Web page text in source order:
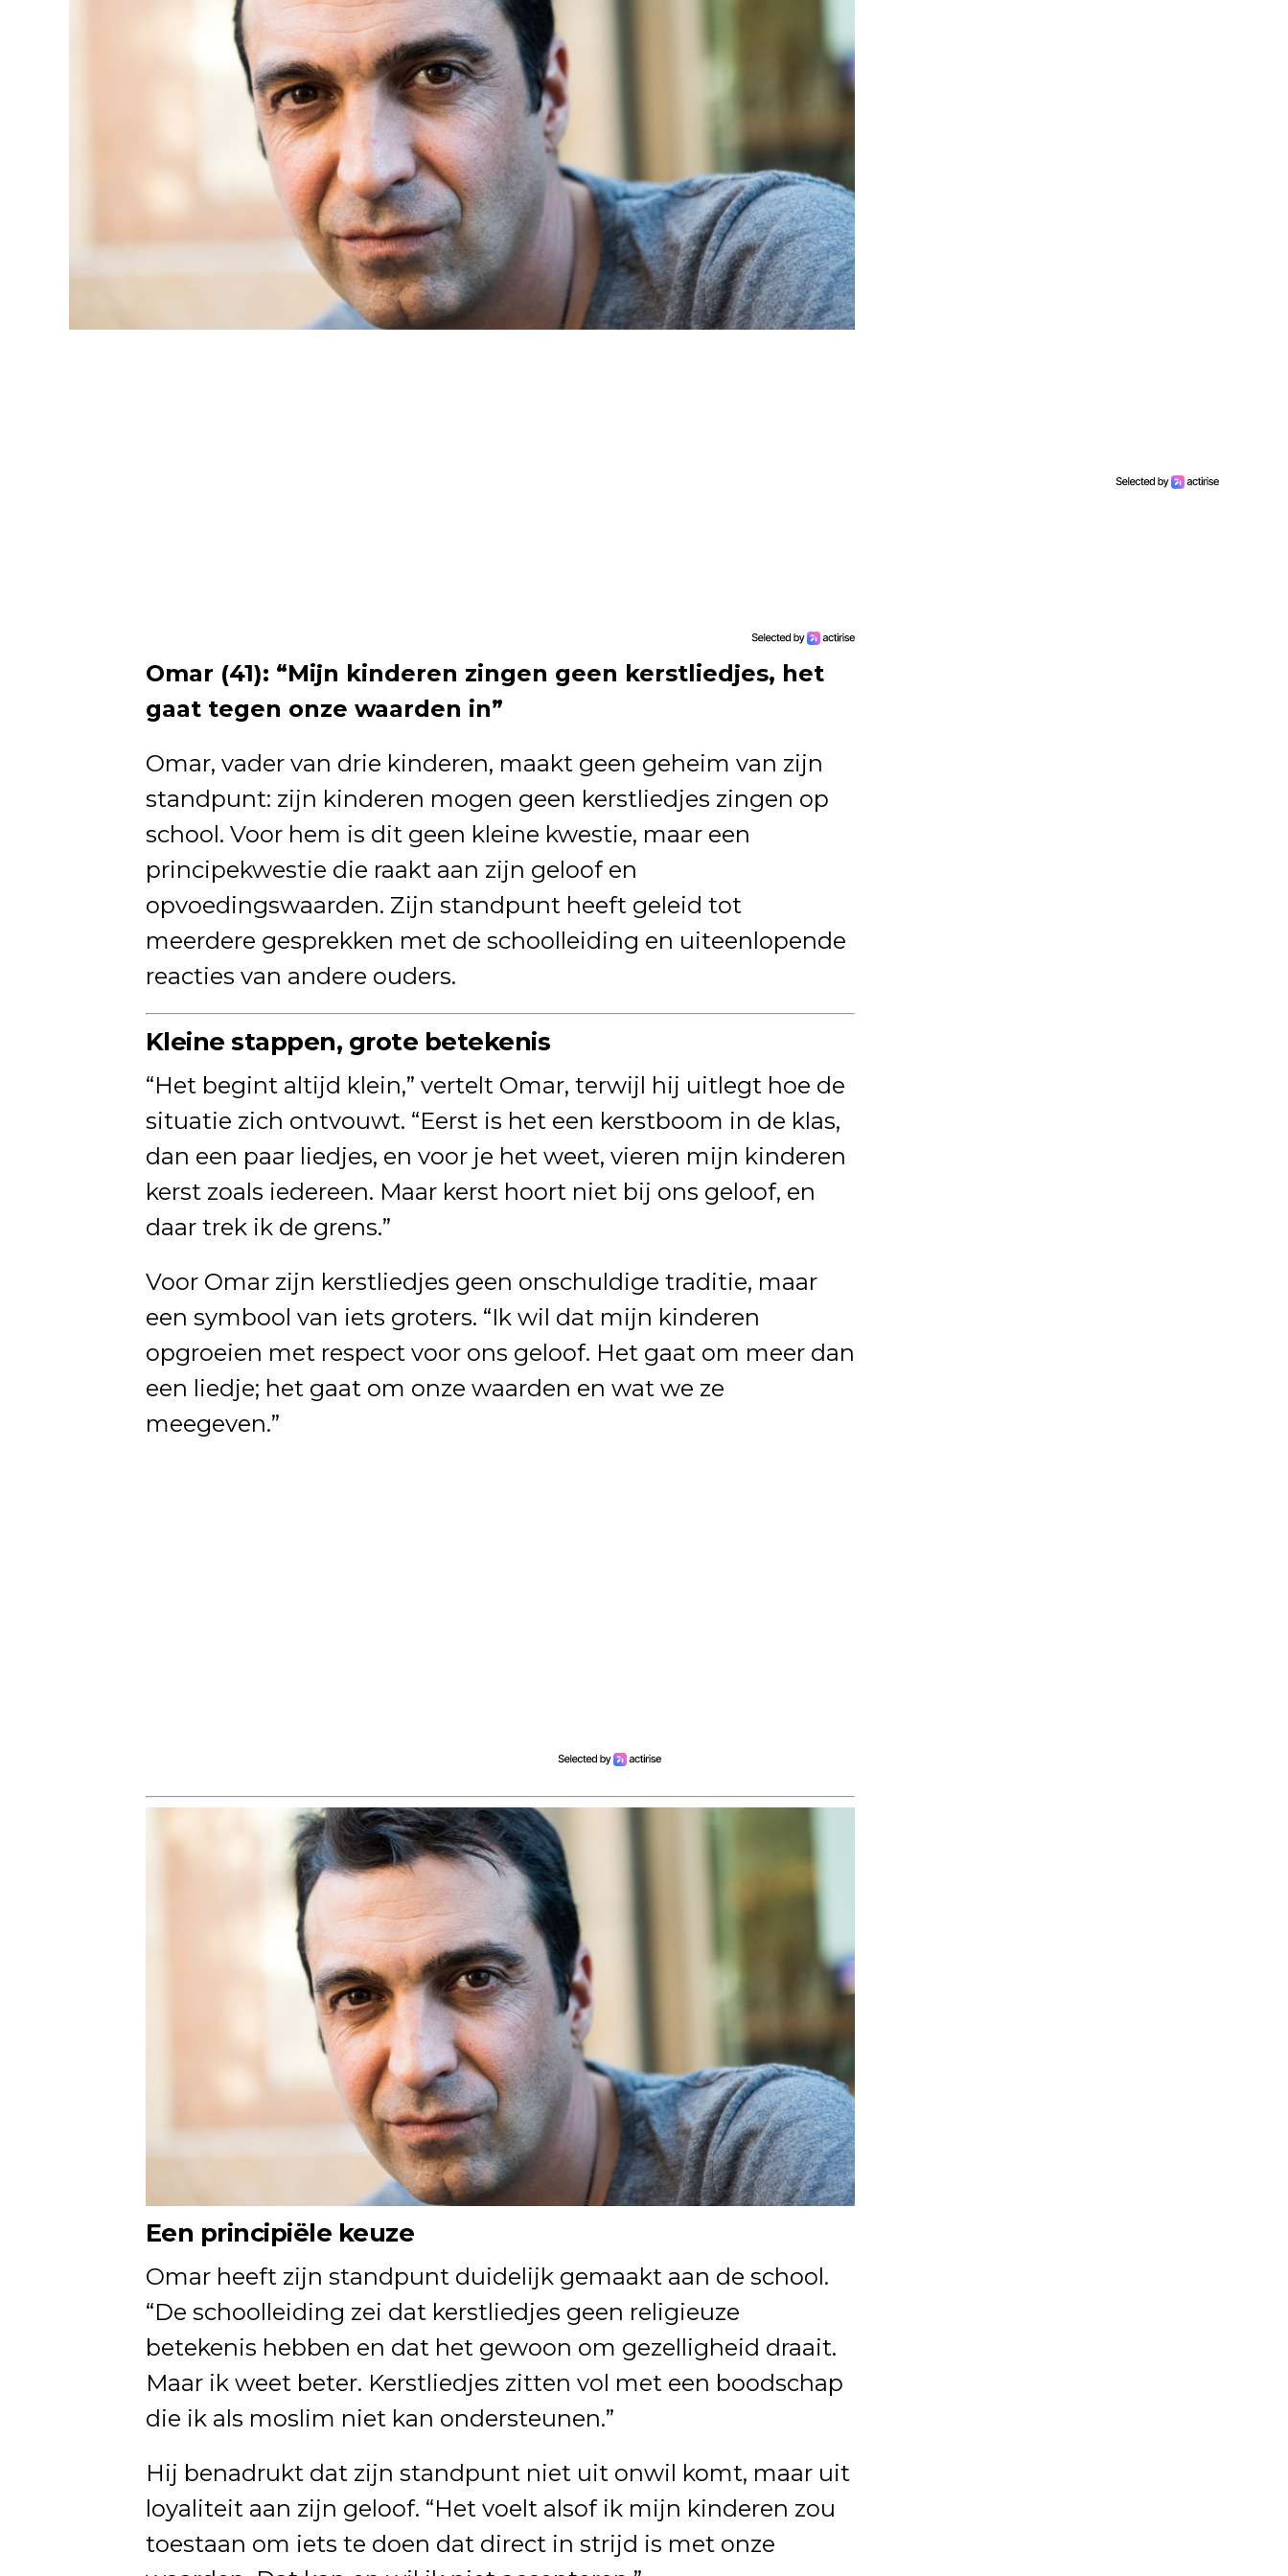
Omar (41): “Mijn kinderen zingen geen kerstliedjes, het
gaat tegen onze waarden in”
Omar, vader van drie kinderen, maakt geen geheim van zijn
standpunt: zijn kinderen mogen geen kerstliedjes zingen op
school. Voor hem is dit geen kleine kwestie, maar een
principekwestie die raakt aan zijn geloof en
opvoedingswaarden. Zijn standpunt heeft geleid tot
meerdere gesprekken met de schoolleiding en uiteenlopende
reacties van andere ouders.
Kleine stappen, grote betekenis
“Het begint altijd klein,” vertelt Omar, terwijl hij uitlegt hoe de
situatie zich ontvouwt. “Eerst is het een kerstboom in de klas,
dan een paar liedjes, en voor je het weet, vieren mijn kinderen
kerst zoals iedereen. Maar kerst hoort niet bij ons geloof, en
daar trek ik de grens.”
Voor Omar zijn kerstliedjes geen onschuldige traditie, maar
een symbool van iets groters. “Ik wil dat mijn kinderen
opgroeien met respect voor ons geloof. Het gaat om meer dan
een liedje; het gaat om onze waarden en wat we ze
meegeven.”
Een principiële keuze
Omar heeft zijn standpunt duidelijk gemaakt aan de school.
“De schoolleiding zei dat kerstliedjes geen religieuze
betekenis hebben en dat het gewoon om gezelligheid draait.
Maar ik weet beter. Kerstliedjes zitten vol met een boodschap
die ik als moslim niet kan ondersteunen.”
Hij benadrukt dat zijn standpunt niet uit onwil komt, maar uit
loyaliteit aan zijn geloof. “Het voelt alsof ik mijn kinderen zou
toestaan om iets te doen dat direct in strijd is met onze